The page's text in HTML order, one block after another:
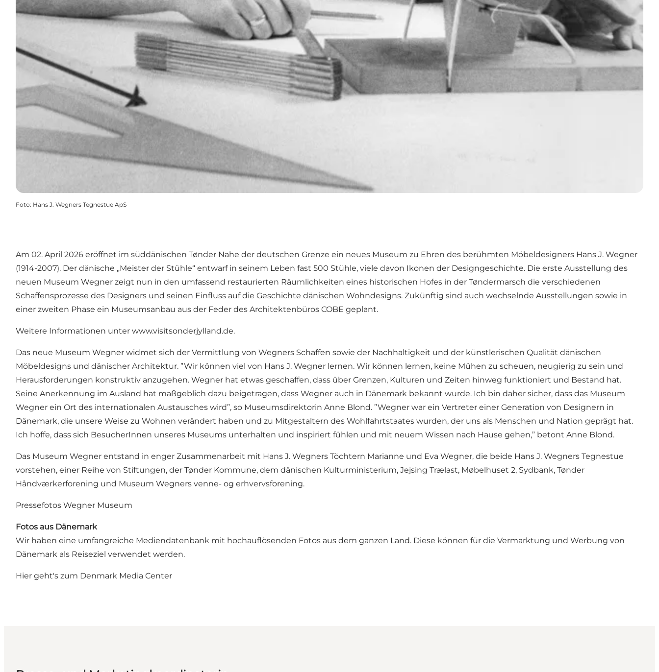
Foto: Hans J. Wegners Tegnestue ApS
Am 02. April 2026 eröffnet im süddänischen Tønder Nahe der deutschen Grenze ein neues Museum zu Ehren des berühmten Möbeldesigners Hans J. Wegner
(1914-2007). Der dänische „Meister der Stühle“ entwarf in seinem Leben fast 500 Stühle, viele davon Ikonen der Designgeschichte. Die erste Ausstellung des
neuen Museum Wegner zeigt nun in den umfassend restaurierten Räumlichkeiten eines historischen Hofes in der Tøndermarsch die verschiedenen
Schaffensprozesse des Designers und seinen Einfluss auf die Geschichte dänischen Wohndesigns. Zukünftig sind auch wechselnde Ausstellungen sowie in
einer zweiten Phase ein Museumsanbau aus der Feder des Architektenbüros COBE geplant.
Weitere Informationen unter www.visitsonderjylland.de.
Das neue Museum Wegner widmet sich der Vermittlung von Wegners Schaffen sowie der Nachhaltigkeit und der künstlerischen Qualität dänischen
Möbeldesigns und dänischer Architektur. ”Wir können viel von Hans J. Wegner lernen. Wir können lernen, keine Mühen zu scheuen, neugierig zu sein und
Herausforderungen konstruktiv anzugehen. Wegner hat etwas geschaffen, dass über Grenzen, Kulturen und Zeiten hinweg funktioniert und Bestand hat.
Seine Anerkennung im Ausland hat maßgeblich dazu beigetragen, dass Wegner auch in Dänemark bekannt wurde. Ich bin daher sicher, dass das Museum
Wegner ein Ort des internationalen Austausches wird”, so Museumsdirektorin Anne Blond. ”Wegner war ein Vertreter einer Generation von Designern in
Dänemark, die unsere Weise zu Wohnen verändert haben und zu Mitgestaltern des Wohlfahrtstaates wurden, der uns als Menschen und Nation geprägt hat.
Ich hoffe, dass sich BesucherInnen unseres Museums unterhalten und inspiriert fühlen und mit neuem Wissen nach Hause gehen,” betont Anne Blond.
Das Museum Wegner entstand in enger Zusammenarbeit mit Hans J. Wegners Töchtern Marianne und Eva Wegner, die beide Hans J. Wegners Tegnestue
vorstehen, einer Reihe von Stiftungen, der Tønder Kommune, dem dänischen Kulturministerium, Jejsing Trælast, Møbelhuset 2, Sydbank, Tønder
Håndværkerforening und Museum Wegners venne- og erhvervsforening.
Pressefotos Wegner Museum
Fotos aus Dänemark
Wir haben eine umfangreiche Mediendatenbank mit hochauflösenden Fotos aus dem ganzen Land. Diese können für die Vermarktung und Werbung von
Dänemark als Reiseziel verwendet werden.
Hier geht's zum Denmark Media Center